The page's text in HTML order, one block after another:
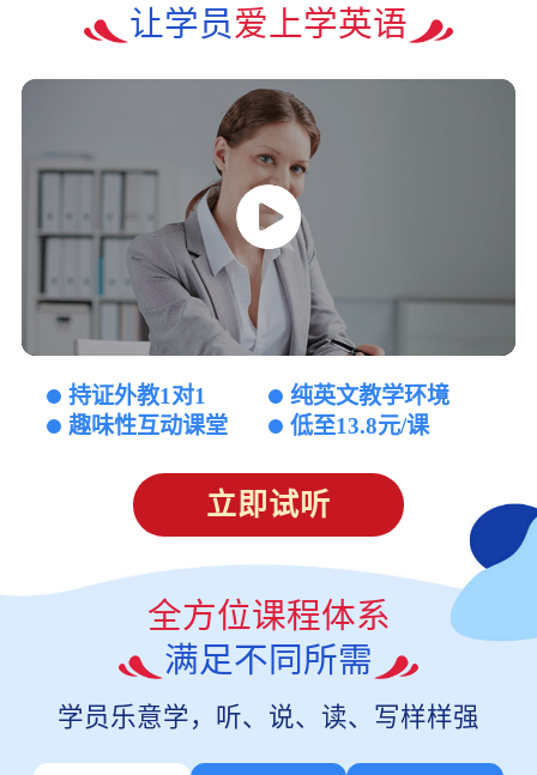
让学员爱上学英语
持证外教1对1
纯英文教学环境
趣味性互动课堂
低至13.8元/课
立即试听
全方位课程体系
满足不同所需
学员乐意学，听、说、读、写样样强